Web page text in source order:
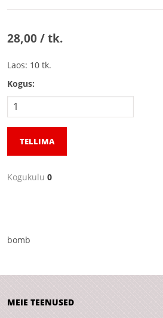
28,00 / tk.
Laos: 10 tk.
Kogus:
TELLIMA
Kogukulu 0
bomb
MEIE TEENUSED